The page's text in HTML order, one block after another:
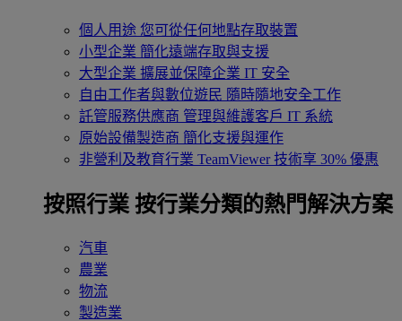
個人用途 您可從任何地點存取裝置
小型企業 簡化遠端存取與支援
大型企業 擴展並保障企業 IT 安全
自由工作者與數位遊民 隨時隨地安全工作
託管服務供應商 管理與維護客戶 IT 系統
原始設備製造商 簡化支援與運作
非營利及教育行業 TeamViewer 技術享 30% 優惠
按照行業 按行業分類的熱門解決方案
汽車
農業
物流
製造業